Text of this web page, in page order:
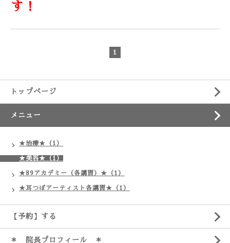
す！
1
トップページ
メニュー
★治療★（1）
★美容★（1）
★89アカデミー（各講習）★（1）
★耳つぼアーティスト各講習★（1）
【予約】する
＊ 院長プロフィール ＊